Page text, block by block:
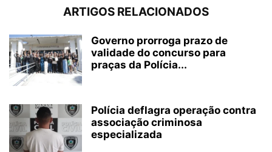
ARTIGOS RELACIONADOS
Governo prorroga prazo de
validade do concurso para
praças da Polícia...
Polícia deflagra operação contra
associação criminosa
especializada